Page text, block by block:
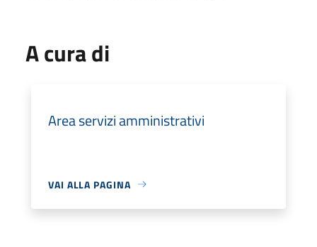
A cura di
Area servizi amministrativi
VAI ALLA PAGINA